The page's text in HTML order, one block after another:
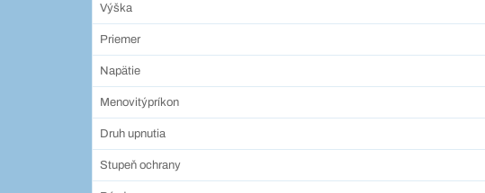
Výška
Priemer
Napätie
Menovitýpríkon
Druh upnutia
Stupeň ochrany